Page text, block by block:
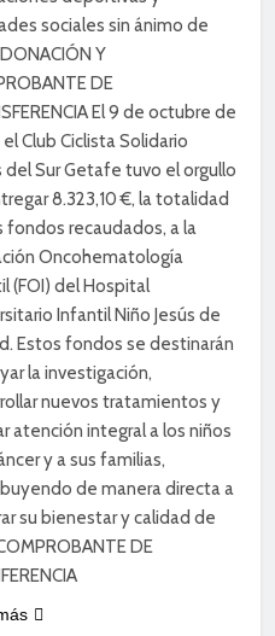
sociales sin ánimo de
Y
DE
El 9 de octubre de
Club Ciclista Solidario
del Sur Getafe tuvo el orgullo
8.323,10 €, la totalidad
fondos recaudados, a la
Oncohematología
(FOI) del Hospital
Infantil Niño Jesús de
Estos fondos se destinarán
la investigación,
nuevos tratamientos y
atención integral a los niños
y a sus familias,
de manera directa a
su bienestar y calidad de
DE